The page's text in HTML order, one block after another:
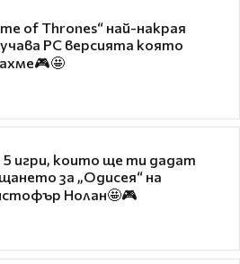
of Thrones“ най-накрая
PC версията която
5 игри, които ще ти дадат
за „Одисея“ на
Нолан🤩🎮